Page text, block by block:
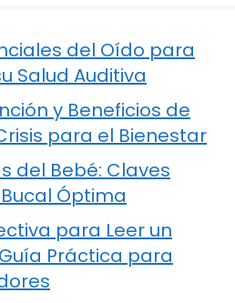
del Oído para
Salud Auditiva
y Beneficios de
para el Bienestar
del Bebé: Claves
Óptima
para Leer un
Práctica para